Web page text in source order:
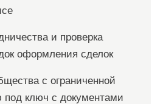
и проверка
оформления сделок
с ограниченной
под ключ с документами